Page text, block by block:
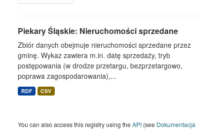
Piekary Śląskie: Nieruchomości sprzedane
Zbiór danych obejmuje nieruchomości sprzedane przez
gminę. Wykaz zawiera m.in. datę sprzedaży, tryb
postępowania (w drodze przetargu, bezprzetargowo,
poprawa zagospodarowania),...
RDF CSV
You can also access this registry using theAPI (see Dokumentacja